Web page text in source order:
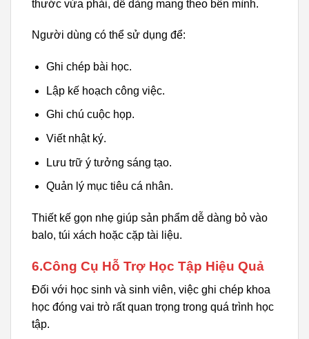
thước vừa phải, dễ dàng mang theo bên mình.
Người dùng có thể sử dụng để:
Ghi chép bài học.
Lập kế hoạch công việc.
Ghi chú cuộc họp.
Viết nhật ký.
Lưu trữ ý tưởng sáng tạo.
Quản lý mục tiêu cá nhân.
Thiết kế gọn nhẹ giúp sản phẩm dễ dàng bỏ vào
balo, túi xách hoặc cặp tài liệu.
6.Công Cụ Hỗ Trợ Học Tập Hiệu Quả
Đối với học sinh và sinh viên, việc ghi chép khoa
học đóng vai trò rất quan trọng trong quá trình học
tập.